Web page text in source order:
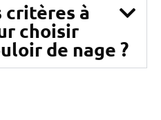
critères à
choisir
de nage ?